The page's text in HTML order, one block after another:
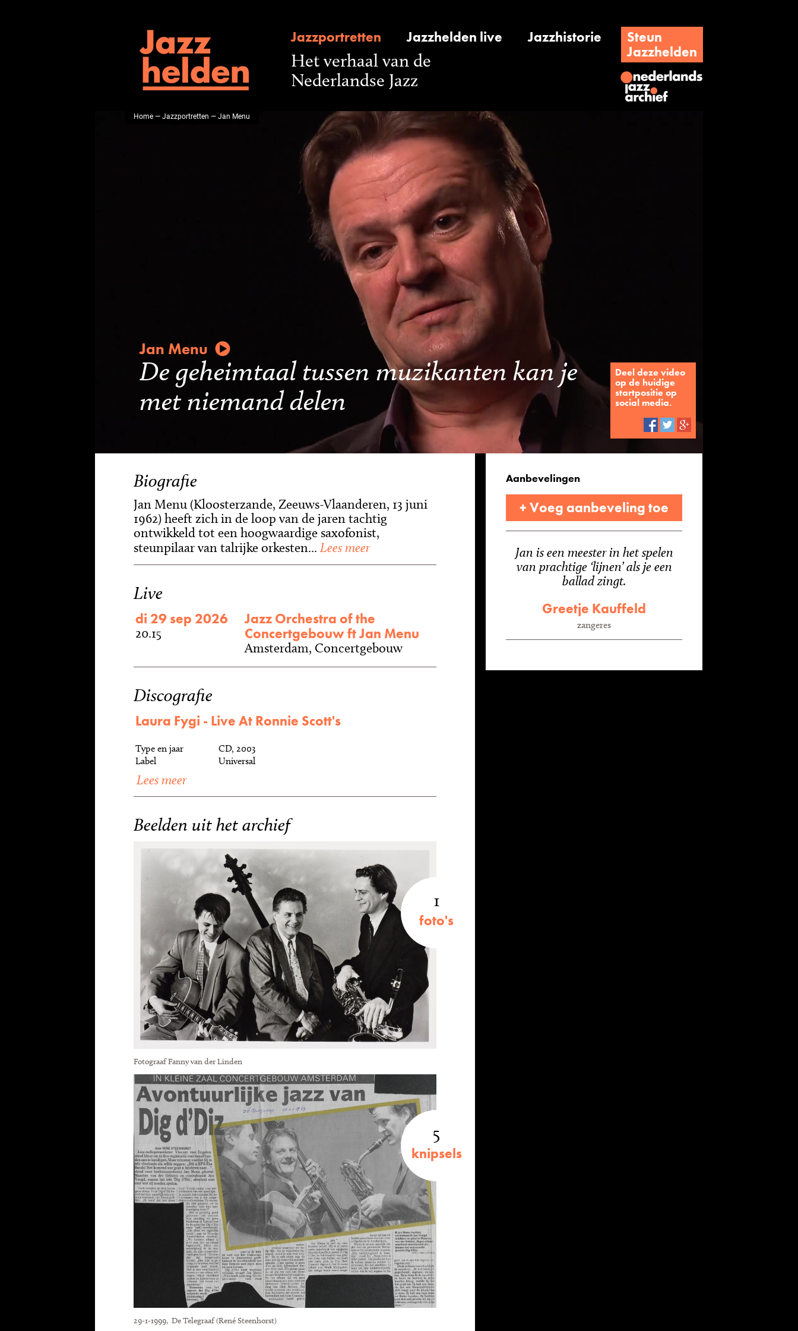
Jazzportretten Jazzhelden live Jazzhistorie
Steun
Jazzhelden
Het verhaal van de
Nederlandse Jazz
Home—Jazzportretten — Jan Menu
Jan Menu
De geheimtaal tussen muzikanten kan je
met niemand delen
Deel deze video
op de huidige
startpositie op
social media.
Biografie
Jan Menu (Kloosterzande, Zeeuws-Vlaanderen, 13 juni
1962) heeft zich in de loop van de jaren tachtig
ontwikkeld tot een hoogwaardige saxofonist,
steunpilaar van talrijke orkesten... Lees meer
Live
di 29 sep 2026
20.15
Jazz Orchestra of the
Concertgebouw ft Jan Menu
Amsterdam, Concertgebouw
Discografie
Laura Fygi - Live At Ronnie Scott's
Type en jaar
CD, 2003
Label
Universal
Lees meer
Beelden uit het archief
1
foto's
Fotograaf Fanny van der Linden
5
knipsels
29-1-1999, De Telegraaf (René Steenhorst)
Aanbevelingen
+ Voeg aanbeveling toe
Jan is een meester in het spelen
van prachtige ‘lijnen’ als je een
ballad zingt.
Greetje Kauffeld
zangeres